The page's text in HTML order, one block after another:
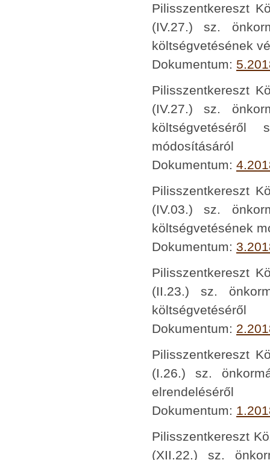
Pilisszentkereszt
(IV.27.) sz.
költségvetésének
Dokumentum:
Pilisszentkereszt
(IV.27.) sz.
költségvetéséről
módosításáról
Dokumentum:
Pilisszentkereszt
(IV.03.) sz.
költségvetésének
Dokumentum:
Pilisszentkereszt
(II.23.) sz.
költségvetéséről
Dokumentum:
Pilisszentkereszt
(I.26.) sz.
elrendeléséről
Dokumentum:
Pilisszentkereszt
(XII.22.) sz.